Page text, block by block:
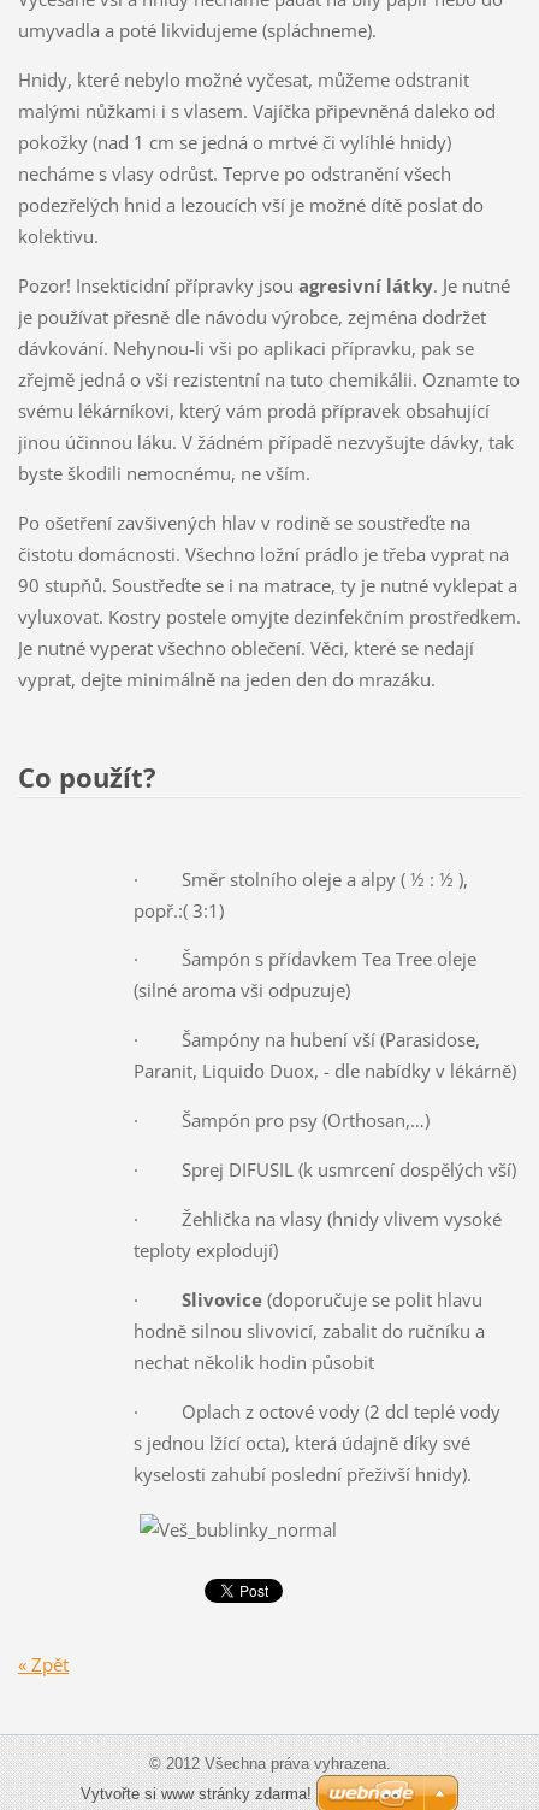
umyvadla a poté likvidujeme (spláchneme).
Hnidy, které nebylo možné vyčesat, můžeme odstranit
malými nůžkami i s vlasem. Vajíčka připevněná daleko od
pokožky (nad 1 cm se jedná o mrtvé či vylíhlé hnidy)
necháme s vlasy odrůst. Teprve po odstranění všech
podezřelých hnid a lezoucích vší je možné dítě poslat do
kolektivu.
Pozor! Insekticidní přípravky jsou agresivní látky. Je nutné
je používat přesně dle návodu výrobce, zejména dodržet
dávkování. Nehynou-li vši po aplikaci přípravku, pak se
zřejmě jedná o vši rezistentní na tuto chemikálii. Oznamte to
svému lékárníkovi, který vám prodá přípravek obsahující
jinou účinnou láku. V žádném případě nezvyšujte dávky, tak
byste škodili nemocnému, ne vším.
Po ošetření zavšivených hlav v rodině se soustřeďte na
čistotu domácnosti. Všechno ložní prádlo je třeba vyprat na
90 stupňů. Soustřeďte se i na matrace, ty je nutné vyklepat a
vyluxovat. Kostry postele omyjte dezinfekčním prostředkem.
Je nutné vyperat všechno oblečení. Věci, které se nedají
vyprat, dejte minimálně na jeden den do mrazáku.
Co použít?
· Směr stolního oleje a alpy ( ½ : ½ ),
popř.:( 3:1)
· Šampón s přídavkem Tea Tree oleje
(silné aroma vši odpuzuje)
· Šampóny na hubení vší (Parasidose,
Paranit, Liquido Duox, - dle nabídky v lékárně)
· Šampón pro psy (Orthosan,…)
· Sprej DIFUSIL (k usmrcení dospělých vší)
· Žehlička na vlasy (hnidy vlivem vysoké
teploty explodují)
· Slivovice(doporučuje se polit hlavu
hodně silnou slivovicí, zabalit do ručníku a
nechat několik hodin působit
· Oplach z octové vody (2 dcl teplé vody
s jednou lžící octa), která údajně díky své
kyselosti zahubí poslední přeživší hnidy).
« Zpět
© 2012 Všechna práva vyhrazena.
Vytvořte si www stránky zdarma!